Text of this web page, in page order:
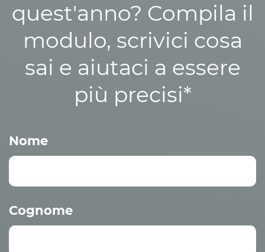
quest'anno? Compila il
modulo, scrivici cosa
sai e aiutaci a essere
più precisi*
Nome
Cognome